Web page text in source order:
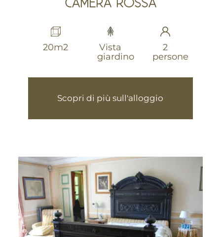
CAMERA ROSSA
20m2
Vista
giardino
2
persone
Scopri di più sull'alloggio